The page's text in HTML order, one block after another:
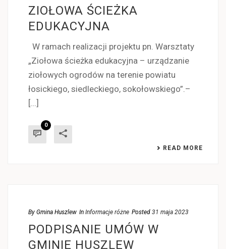
ZIOŁOWA ŚCIEŻKA
EDUKACYJNA
W ramach realizacji projektu pn. Warsztaty
„Ziołowa ścieżka edukacyjna – urządzanie
ziołowych ogrodów na terenie powiatu
łosickiego, siedleckiego, sokołowskiego”.–
[...]
0
READ MORE
By Gmina Huszlew In Informacje różne Posted 31 maja 2023
PODPISANIE UMÓW W
GMINIE HUSZLEW